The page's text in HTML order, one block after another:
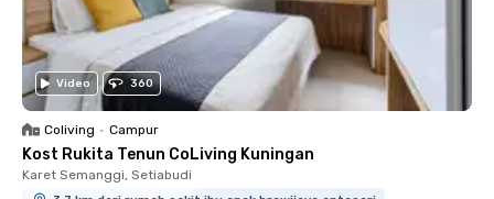
Video 360
Coliving • Campur
Kost Rukita Tenun CoLiving Kuningan
Karet Semanggi, Setiabudi